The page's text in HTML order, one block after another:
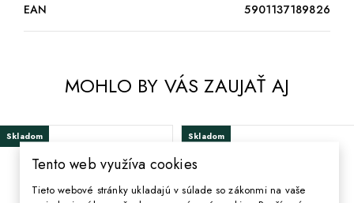
EAN 5901137189826
MOHLO BY VÁS ZAUJAŤ AJ
Skladom Skladom
Tento web využíva cookies
Tieto webové stránky ukladajú v súlade so zákonmi na vaše